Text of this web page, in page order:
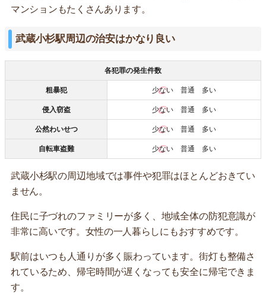
マンションもたくさんあります。
武蔵小杉駅周辺の治安はかなり良い
各犯罪の発生件数
粗暴犯 少ない 普通 多い
侵入窃盗 少ない 普通 多い
公然わいせつ 少ない 普通 多い
自転車盗難 少ない 普通 多い
武蔵小杉駅の周辺地域では事件や犯罪はほとんどおきてい
ません。
住民に子づれのファミリーが多く、地域全体の防犯意識が
非常に高いです。女性の一人暮らしにもおすすめです。
駅前はいつも人通りが多く賑わっています。街灯も整備さ
れているため、帰宅時間が遅くなっても安全に帰宅できま
す。